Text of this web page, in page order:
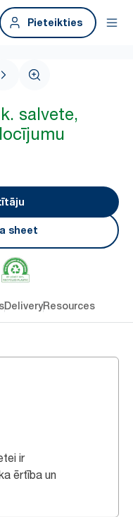
Pieteikties
salvete,
sheet
DeliveryResources
ir
ērtība un